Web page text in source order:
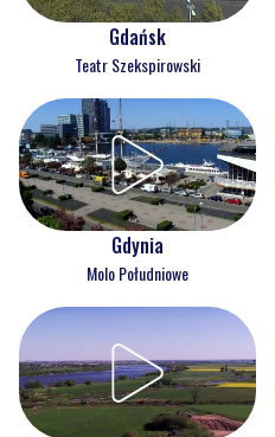
Gdańsk
Teatr Szekspirowski
Gdynia
Molo Południowe